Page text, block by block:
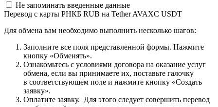
Не запоминать введенные данные
Перевод с карты РНКБ RUB на Tether AVAXC USDT
Для обмена вам необходимо выполнить несколько шагов:
Заполните все поля представленной формы. Нажмите
кнопку «Обменять».
Ознакомьтесь с условиями договора на оказание услуг
обмена, если вы принимаете их, поставьте галочку
в соответствующем поле и нажмите кнопку «Создать
заявку».
Оплатите заявку. Для этого следует совершить перевод